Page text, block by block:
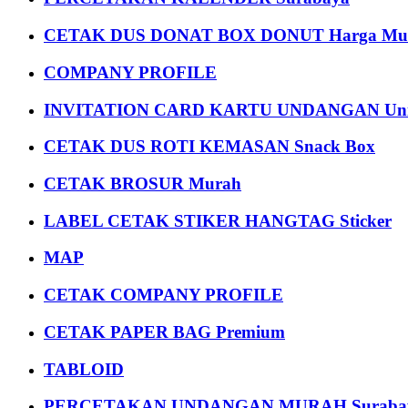
CETAK DUS DONAT BOX DONUT Harga
COMPANY PROFILE
INVITATION CARD KARTU UNDANGAN
CETAK DUS ROTI KEMASAN Snack Box
CETAK BROSUR Murah
LABEL CETAK STIKER HANGTAG Sticker
MAP
CETAK COMPANY PROFILE
CETAK PAPER BAG Premium
TABLOID